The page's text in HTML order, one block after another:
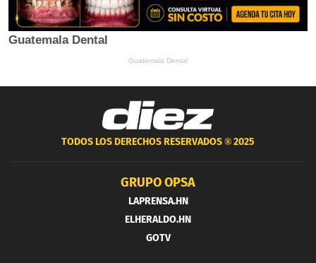
TODOS LOS DERECHOS RESERVADOS ®2025
GRUPO OPSA
LAPRENSA.HN
ELHERALDO.HN
GOTV